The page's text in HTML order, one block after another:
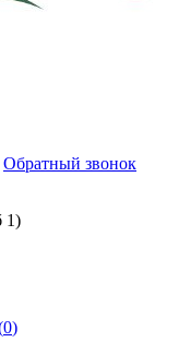
Обратный звонок
1)
0)